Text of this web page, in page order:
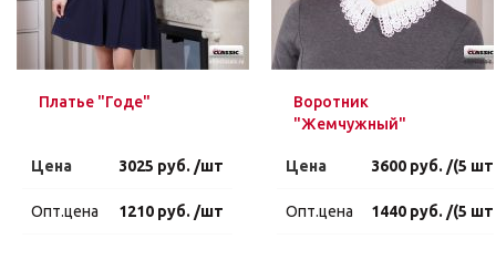
Платье "Годе"
Цена 3025 руб. /шт
Опт.цена 1210 руб. /шт
Воротник
"Жемчужный"
Цена 3600 руб. /(5
Опт.цена 1440 руб. /(5